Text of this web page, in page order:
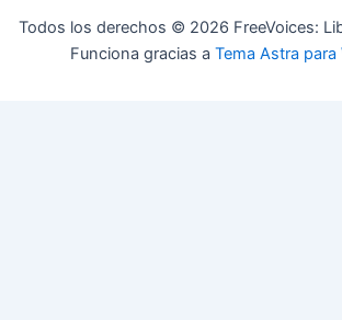
Todos los derechos © 2026 FreeVoices:
Funciona gracias a Tema Astra para